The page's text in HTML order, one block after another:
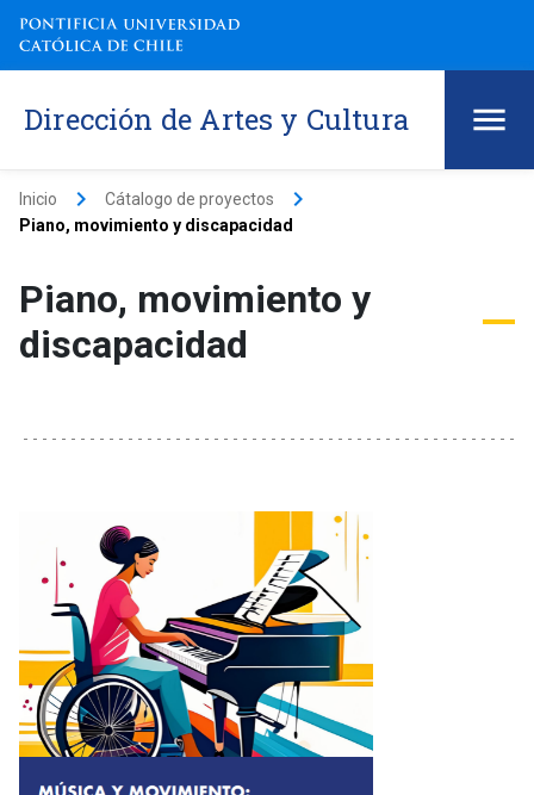
Dirección de Artes y Cultura
Inicio keyboard_arrow_right Cátalogo de proyectos keyboard_arrow_right
Piano, movimiento y discapacidad
Piano, movimiento y
discapacidad